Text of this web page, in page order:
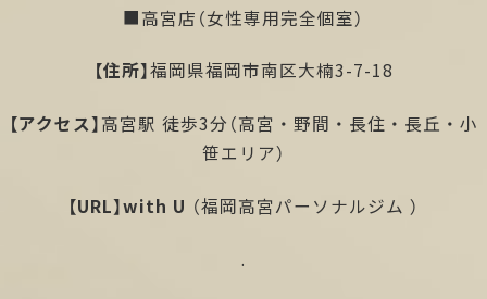
■高宮店（女性専用完全個室）
【住所】福岡県福岡市南区大楠3-7-18
【アクセス】高宮駅 徒歩3分（高宮・野間・長住・長丘・小
笹エリア）
【URL】with U （福岡高宮パーソナルジム ）
.